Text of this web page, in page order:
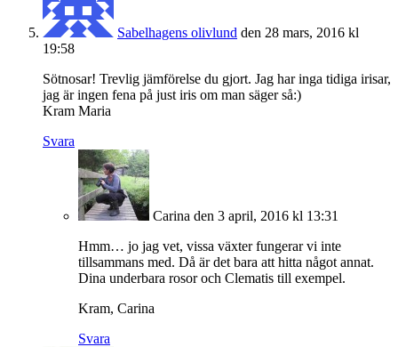
Sabelhagens olivlund den 28 mars, 2016 kl
19:58
Sötnosar! Trevlig jämförelse du gjort. Jag har inga tidiga irisar,
jag är ingen fena på just iris om man säger så:)
Kram Maria
Svara
Carina den 3 april, 2016 kl 13:31
Hmm… jo jag vet, vissa växter fungerar vi inte
tillsammans med. Då är det bara att hitta något annat.
Dina underbara rosor och Clematis till exempel.
Kram, Carina
Svara